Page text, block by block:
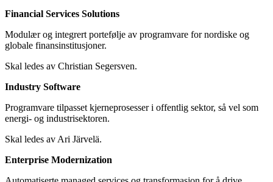
Financial Services Solutions
Modulær og integrert portefølje av programvare for nordiske og
globale finansinstitusjoner.
Skal ledes av Christian Segersven.
Industry Software
Programvare tilpasset kjerneprosesser i offentlig sektor, så vel som
energi- og industrisektoren.
Skal ledes av Ari​ Järvelä​.
Enterprise Modernization